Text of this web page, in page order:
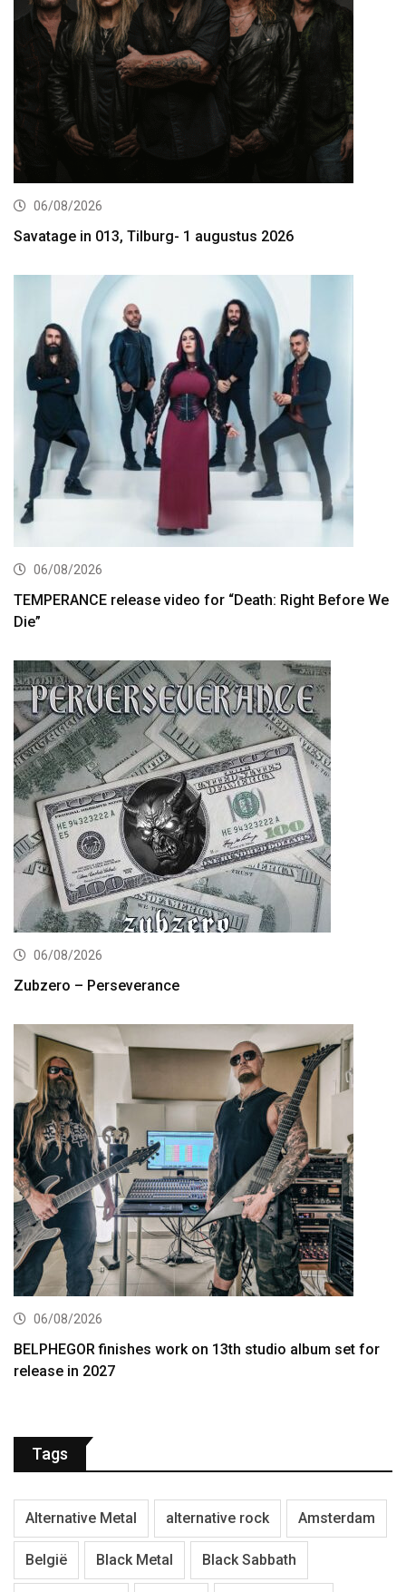
06/08/2026
Savatage in 013, Tilburg- 1 augustus 2026
06/08/2026
TEMPERANCE release video for “Death: Right Before We
Die”
06/08/2026
Zubzero – Perseverance
06/08/2026
BELPHEGOR finishes work on 13th studio album set for
release in 2027
Tags
Alternative Metal alternative rock Amsterdam
België Black Metal Black Sabbath